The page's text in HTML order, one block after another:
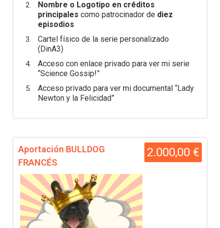
Nombre o Logotipo en créditos
principales como patrocinador de diez
episodios
Cartel físico de la serie personalizado
(DinA3)
Acceso con enlace privado para ver mi serie
“Science Gossip!”
Acceso privado para ver mi documental “Lady
Newton y la Felicidad”
2.000,00 €
Aportación BULLDOG
FRANCÉS